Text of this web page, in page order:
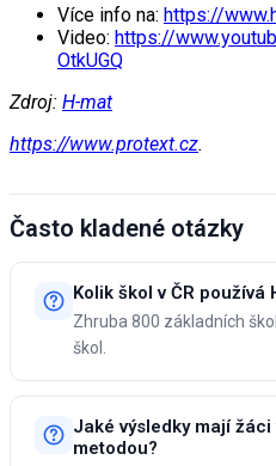
Více info na: https://
Video: https://
OtkUGQ
Zdroj: H-mat
https://www.protext.cz.
Často kladené otázky
Kolik škol v ČR používá
Zhruba 800 základních
škol.
Jaké výsledky mají
metodou?